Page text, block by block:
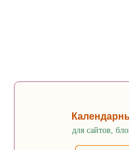
для сайтов,